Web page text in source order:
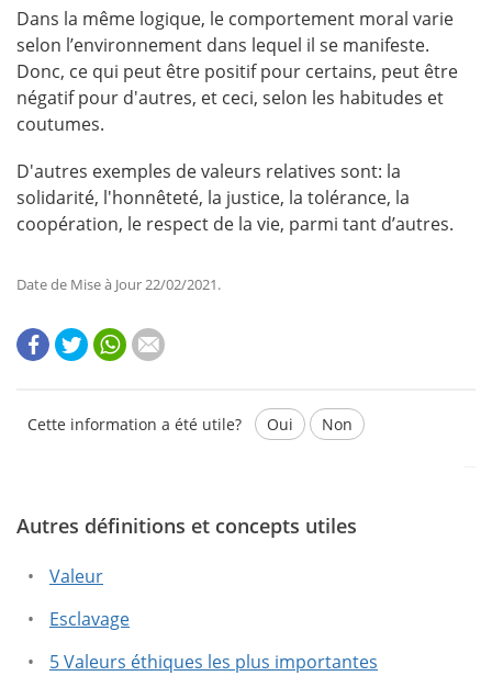
Dans la même logique, le comportement moral varie
selon l’environnement dans lequel il se manifeste.
Donc, ce qui peut être positif pour certains, peut être
négatif pour d'autres, et ceci, selon les habitudes et
coutumes.
D'autres exemples de valeurs relatives sont: la
solidarité, l'honnêteté, la justice, la tolérance, la
coopération, le respect de la vie, parmi tant d’autres.
Date de Mise à Jour 22/02/2021.
Cette information a été utile? Oui Non
Ce texte contient des informations erronées.
Ce texte ne contient pas les informations que vous
cherchez.
Autres définitions et concepts utiles
Valeur
Esclavage
5 Valeurs éthiques les plus importantes